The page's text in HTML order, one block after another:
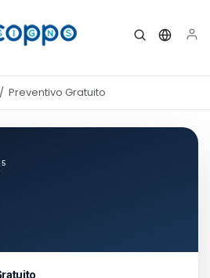
Preventivo Gratuito